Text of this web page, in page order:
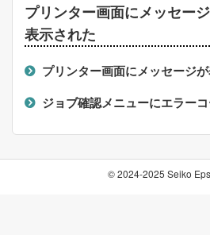
プリンター画面にメッセー
表示された
プリンター画面にメッセージ
ジョブ確認メニューにエラー
© 2024-2025 Seiko